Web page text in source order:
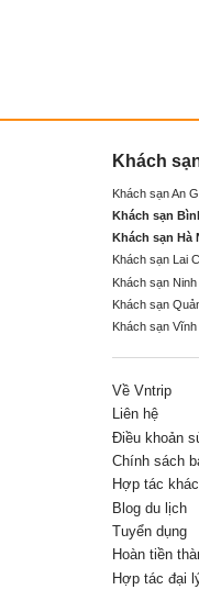
Khách
Khách sạn An
Khách sạn
Khách sạn Hà
Khách sạn Lai
Khách sạn
Khách sạn
Khách sạn Vĩnh
Về Vntrip
Liên hệ
Điều khoản
Chính sách
Hợp tác
Blog du lịch
Tuyển dụng
Hoàn tiền
Hợp tác đại